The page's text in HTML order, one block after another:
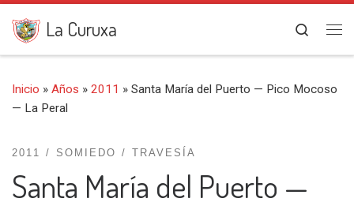
Saltar al contenido
La Curuxa
Search
Inicio » Años » 2011 » Santa María del Puerto — Pico Mocoso
— La Peral
2011 SOMIEDO TRAVESÍA
Santa María del Puerto —